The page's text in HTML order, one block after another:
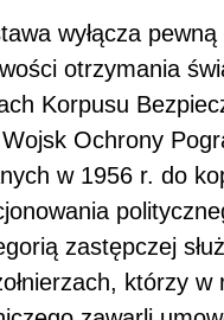
wyłącza pewną
otrzymania
Korpusu
Ochrony
w 1956 r. do
zastępczej
którzy w